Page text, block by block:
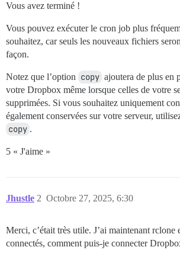
Vous avez terminé !
Vous pouvez exécuter le cron job plus
souhaitez, car seuls les nouveaux fichiers
façon.
Notez que l’option copy ajoutera de plus en
votre Dropbox même lorsque celles de votre
supprimées. Si vous souhaitez uniquement
également conservées sur votre serveur,
copy .
5 « J'aime »
Jhustle Octobre 27, 2025, 6:30
2
Merci, c’était très utile. J’ai maintenant rclone
connectés, comment puis-je connecter